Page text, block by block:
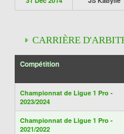
CARRIÈRE
Compétition
Championnat de Ligue 1 Pro -
2023/2024
Championnat de Ligue 1 Pro -
2021/2022